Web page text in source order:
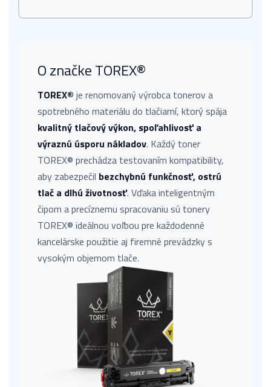
O značke TOREX®
TOREX® je renomovaný výrobca tonerov a
spotrebného materiálu do tlačiarní, ktorý spája
kvalitný tlačový výkon, spoľahlivosť a
výraznú úsporu nákladov. Každý toner
TOREX® prechádza testovaním kompatibility,
aby zabezpečil bezchybnú funkčnosť, ostrú
tlač a dlhú životnosť. Vďaka inteligentným
čipom a precíznemu spracovaniu sú tonery
TOREX® ideálnou voľbou pre každodenné
kancelárske použitie aj firemné prevádzky s
vysokým objemom tlače.